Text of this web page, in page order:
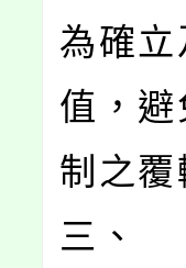
為確
值，
制之覆
三、